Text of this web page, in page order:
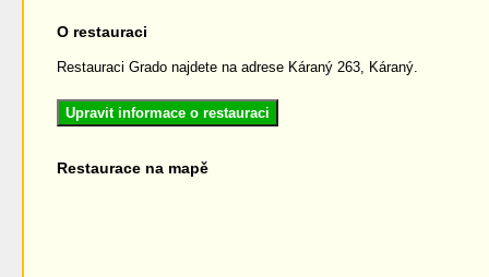
O restauraci
Restauraci Grado najdete na adrese Káraný 263, Káraný.
Upravit informace o restauraci
Restaurace na mapě